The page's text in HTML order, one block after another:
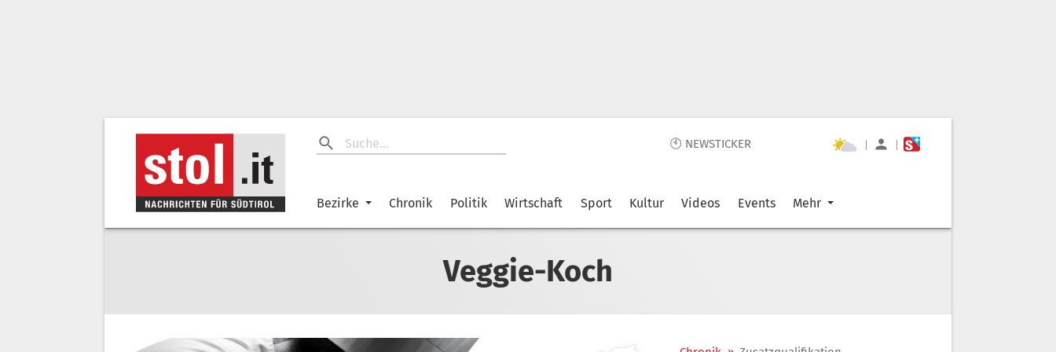
🕙 NEWSTICKER | |
Bezirke Chronik Politik Wirtschaft Sport Kultur Videos Events Mehr
Veggie-Koch